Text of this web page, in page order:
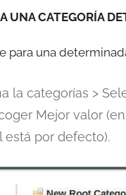
UNA CATEGORÍA
para una
la categorías >
Mejor valor
está por defecto).